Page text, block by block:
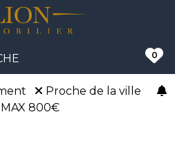
0
Proche de la ville
MAX 800€